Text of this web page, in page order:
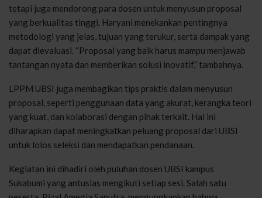
tetapi juga mendorong para dosen untuk menyusun proposal
yang berkualitas tinggi. Haryani menekankan pentingnya
metodologi yang jelas, tujuan yang terukur, serta dampak yang
dapat dievaluasi. “Proposal yang baik harus mampu menjawab
tantangan nyata dan memberikan solusi inovatif,” tambahnya.
LPPM UBSI juga membagikan tips praktis dalam menyusun
proposal, seperti penggunaan data yang akurat, kerangka teori
yang kuat, dan kolaborasi dengan pihak terkait. Hal ini
diharapkan dapat meningkatkan peluang proposal dari UBSI
untuk lolos seleksi dan mendapatkan pendanaan.
Kegiatan ini dihadiri oleh puluhan dosen UBSI kampus
Sukabumi yang antusias mengikuti setiap sesi. Salah satu